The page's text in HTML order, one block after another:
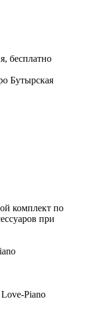
бесплатно
Бутырская
комплект по
при